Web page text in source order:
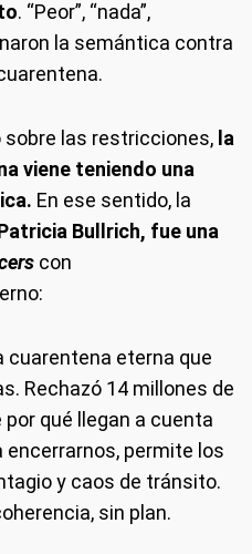
. “Peor”, “nada”,
la semántica contra
sobre las restricciones, la
viene teniendo una
En ese sentido, la
Bullrich, fue una
con
cuarentena eterna que
Rechazó 14 millones de
qué llegan a cuenta
permite los
y caos de tránsito.
sin plan.